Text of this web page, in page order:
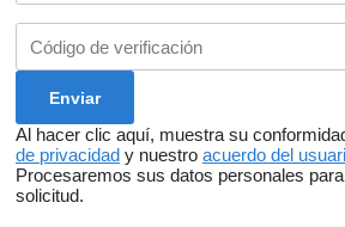
Al hacer clic aquí, muestra su
de privacidad y nuestro acuerdo del
Procesaremos sus datos personales
solicitud.